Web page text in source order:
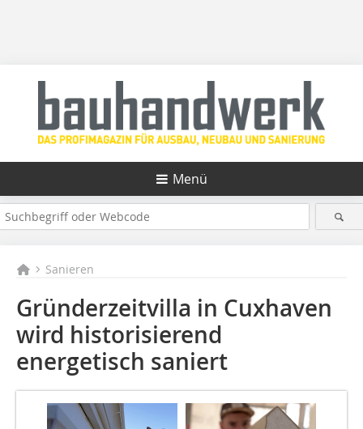
Menü
Sanieren
Gründerzeitvilla in Cuxhaven
wird historisierend
energetisch saniert